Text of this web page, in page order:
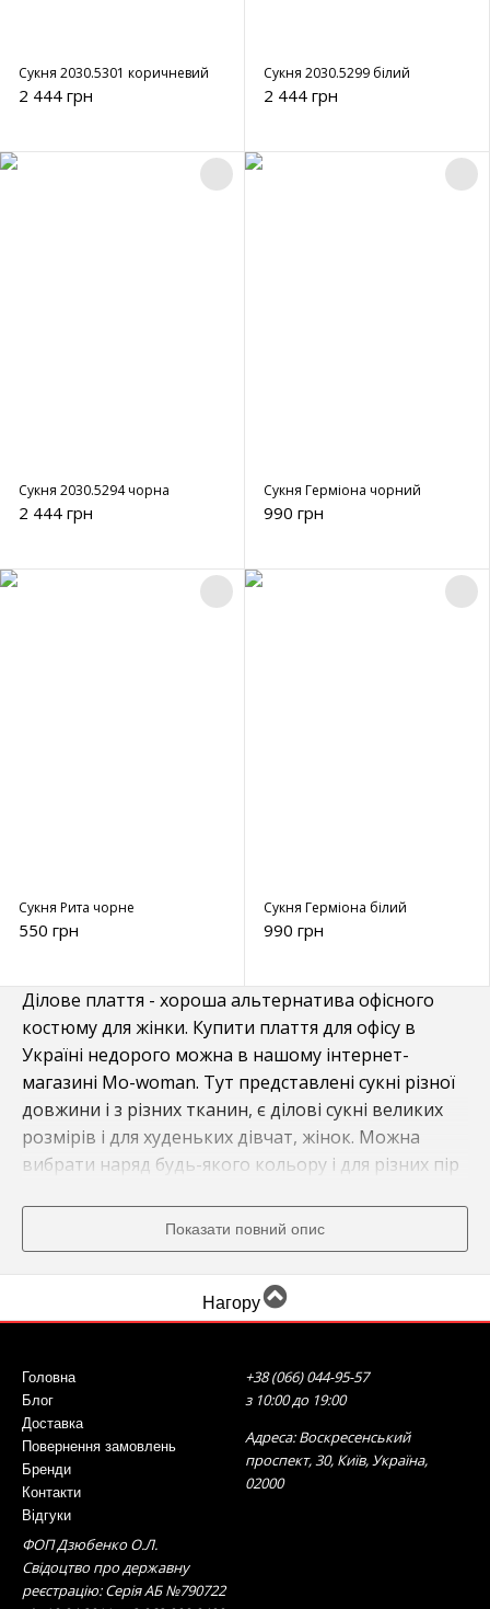
Сукня 2030.5301 коричневий
2 444 грн
Сукня 2030.5299 білий
2 444 грн
Сукня 2030.5294 чорна
2 444 грн
Сукня Герміона чорний
990 грн
Сукня Рита чорне
550 грн
Сукня Герміона білий
990 грн
Ділове плаття - хороша альтернатива офісного
костюму для жінки. Купити плаття для офісу в
Україні недорого можна в нашому інтернет-
магазині Mo-woman. Тут представлені сукні різної
довжини і з різних тканин, є ділові сукні великих
розмірів і для худеньких дівчат, жінок. Можна
вибрати наряд будь-якого кольору і для різних пір
Офісні сукні: основні вимоги до них
Сучасні ділові сукні відповідають деяким простим
критеріям. Такі наряди повинні бути:
без великих вирізів на грудях або довгих
розрізів на спідниці,
без великої кількості декоративних елементів,
елегантними - виглядати стримано і стильно.
Які бувають фасони
Існує багато фасонів суконь для офісу. Ось
найпопулярніші:
Показати повний опис
Нагору
Головна
Блог
Доставка
Повернення замовлень
Бренди
Контакти
Відгуки
+38 (066) 044-95-57
з 10:00 до 19:00
Адреса: Воскресенський
проспект, 30, Київ, Україна,
02000
ФОП Дзюбенко О.Л.
Свідоцтво про державну
реєстрацію: Серія АБ №790722